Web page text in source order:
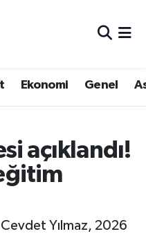
Ekonomi Genel
açıklandı!
Cevdet Yılmaz, 2026
Haritası
Fikstür